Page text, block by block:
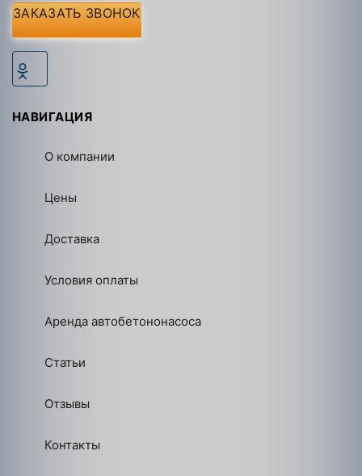
ЗАКАЗАТЬ ЗВОНОК
НАВИГАЦИЯ
О компании
Цены
Доставка
Условия оплаты
Аренда автобетононасоса
Статьи
Отзывы
Контакты